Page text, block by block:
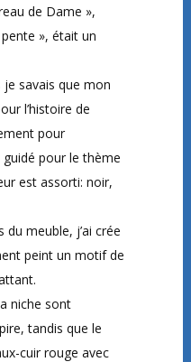
de Dame »,
», était un
je savais que mon
l’histoire de
pour
guidé pour le thème
est assorti: noir,
meuble, j’ai crée
peint un motif de
niche sont
tandis que le
cuir rouge avec